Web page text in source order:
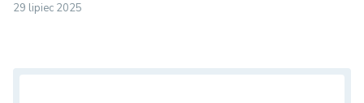
29 lipiec 2025